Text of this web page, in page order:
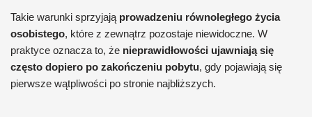
Takie warunki sprzyjają prowadzeniu równoległego życia
osobistego, które z zewnątrz pozostaje niewidoczne. W
praktyce oznacza to, że nieprawidłowości ujawniają się
często dopiero po zakończeniu pobytu, gdy pojawiają się
pierwsze wątpliwości po stronie najbliższych.